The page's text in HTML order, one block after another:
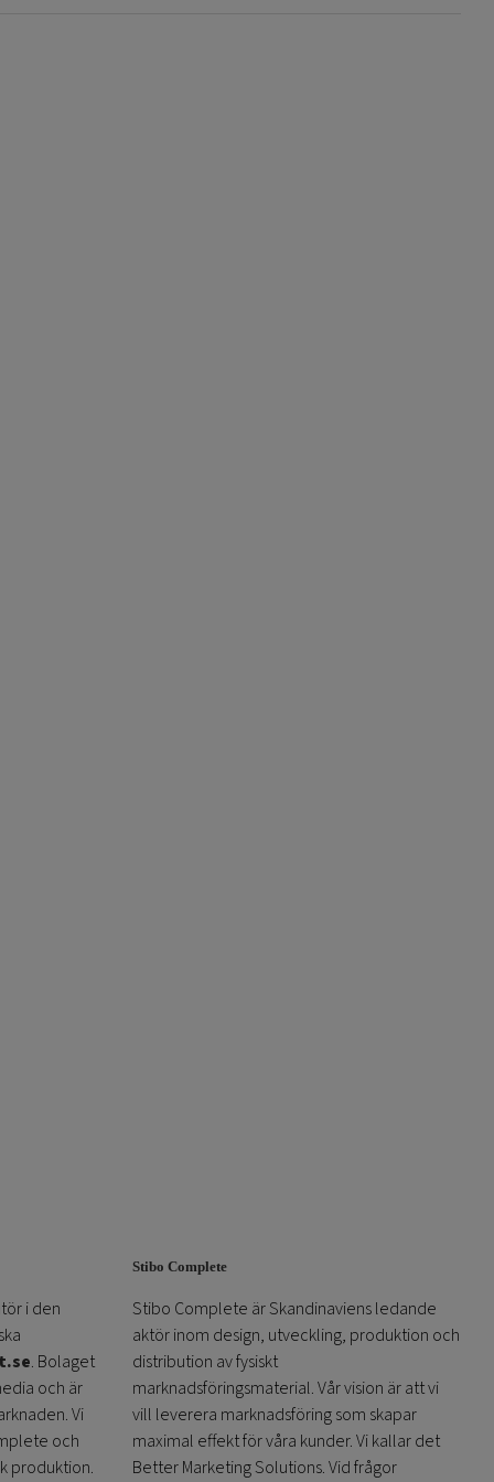
i den
. Bolaget
och är
Vi
och
produktion.
Stibo Complete
Stibo Complete är Skandinaviens ledande
aktör inom design, utveckling, produktion och
distribution av fysiskt
marknadsföringsmaterial. Vår vision är att vi
vill leverera marknadsföring som skapar
maximal effekt för våra kunder. Vi kallar det
Better Marketing Solutions. Vid frågor